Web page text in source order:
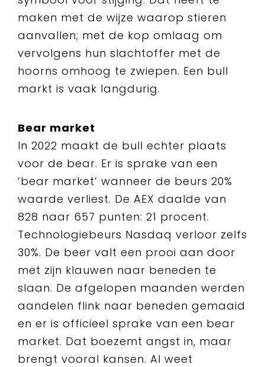
maken met de wijze waarop stieren
aanvallen; met de kop omlaag om
vervolgens hun slachtoffer met de
hoorns omhoog te zwiepen. Een bull
markt is vaak langdurig.
Bear market
In 2022 maakt de bull echter plaats
voor de bear. Er is sprake van een
‘bear market’ wanneer de beurs 20%
waarde verliest. De AEX daalde van
828 naar 657 punten: 21 procent.
Technologiebeurs Nasdaq verloor zelfs
30%. De beer valt een prooi aan door
met zijn klauwen naar beneden te
slaan. De afgelopen maanden werden
aandelen flink naar beneden gemaaid
en er is officieel sprake van een bear
market. Dat boezemt angst in, maar
brengt vooral kansen. Al weet